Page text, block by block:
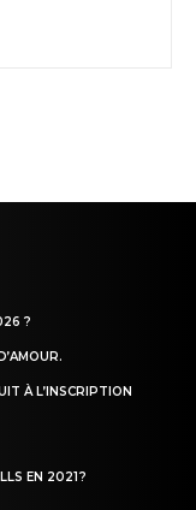
?
À L’INSCRIPTION
EN 2021 ?